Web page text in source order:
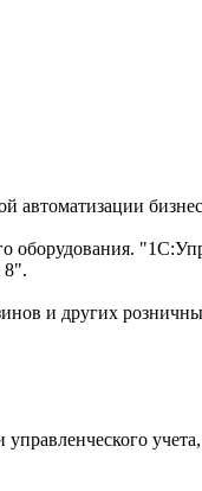
автоматизации
8".
и других